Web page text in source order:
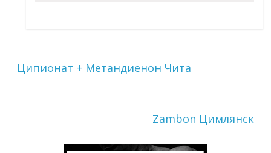
Ципионат + Метандиенон Чита
Zambon Цимлянск